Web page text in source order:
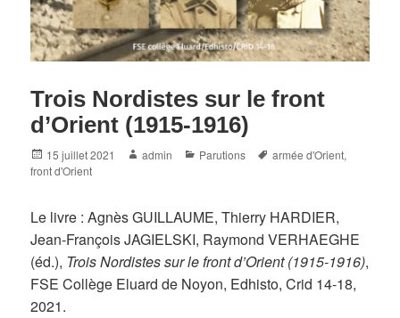
Trois Nordistes sur le front
d’Orient (1915-1916)
Posted
on
15 juillet 2021 Author
admin Categories
Parutions Tags
armée d'Orient,
front d'Orient
Le livre : Agnès GUILLAUME, Thierry HARDIER,
Jean-François JAGIELSKI, Raymond VERHAEGHE
(éd.), Trois Nordistes sur le front d’Orient (1915-1916),
FSE Collège Eluard de Noyon, Edhisto, Crid 14-18,
2021.